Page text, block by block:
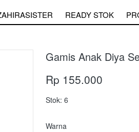
READY STOK
Gamis Anak Diya
Rp 155.000
Stok: 6
Warna